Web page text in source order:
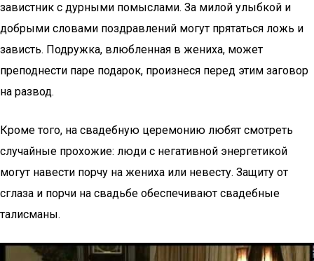
завистник с дурными помыслами. За милой улыбкой и
добрыми словами поздравлений могут прятаться ложь и
зависть. Подружка, влюбленная в жениха, может
преподнести паре подарок, произнеся перед этим заговор
на развод.
Кроме того, на свадебную церемонию любят смотреть
случайные прохожие: люди с негативной энергетикой
могут навести порчу на жениха или невесту. Защиту от
сглаза и порчи на свадьбе обеспечивают свадебные
талисманы.